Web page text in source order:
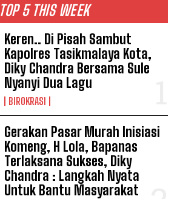
TOP 5 THIS WEEK
Keren.. Di Pisah Sambut
Kapolres Tasikmalaya Kota,
Diky Chandra Bersama Sule
Nyanyi Dua Lagu
BIROKRASI
Gerakan Pasar Murah Inisiasi
Komeng, H Lola, Bapanas
Terlaksana Sukses, Diky
Chandra : Langkah Nyata
Untuk Bantu Masyarakat